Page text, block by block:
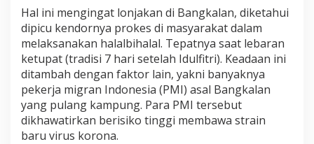
Hal ini mengingat lonjakan di Bangkalan, diketahui
dipicu kendornya prokes di masyarakat dalam
melaksanakan halalbihalal. Tepatnya saat lebaran
ketupat (tradisi 7 hari setelah Idulfitri). Keadaan ini
ditambah dengan faktor lain, yakni banyaknya
pekerja migran Indonesia (PMI) asal Bangkalan
yang pulang kampung. Para PMI tersebut
dikhawatirkan berisiko tinggi membawa strain
baru virus korona.